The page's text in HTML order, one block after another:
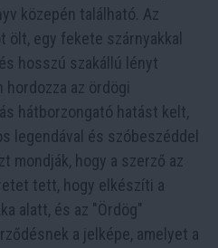
közepén található. Az
ölt, egy fekete szárnyakkal
hosszú szakállú lényt
hordozza az ördögi
hátborzongató hatást kelt,
legendával és szóbeszéddel
mondják, hogy a szerző az
tett, hogy elkészíti a
alatt, és az "Ördög"
a jelképe, amelyet a